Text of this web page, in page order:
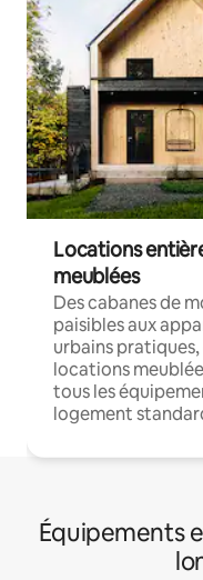
Locations
meublées
Des cabanes de
paisibles aux
urbains pratiques,
locations
tous les
logement
Équipements